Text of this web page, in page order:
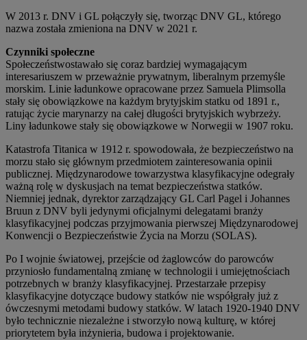
W 2013 r. DNV i GL połączyły się, tworząc DNV GL, którego
nazwa została zmieniona na DNV w 2021 r.
Czynniki społeczne
Społeczeństwostawało się coraz bardziej wymagającym
interesariuszem w przeważnie prywatnym, liberalnym przemyśle
morskim. Linie ładunkowe opracowane przez Samuela Plimsolla
stały się obowiązkowe na każdym brytyjskim statku od 1891 r.,
ratując życie marynarzy na całej długości brytyjskich wybrzeży.
Liny ładunkowe stały się obowiązkowe w Norwegii w 1907 roku.
Katastrofa Titanica w 1912 r. spowodowała, że bezpieczeństwo na
morzu stało się głównym przedmiotem zainteresowania opinii
publicznej. Międzynarodowe towarzystwa klasyfikacyjne odegrały
ważną rolę w dyskusjach na temat bezpieczeństwa statków.
Niemniej jednak, dyrektor zarządzający GL Carl Pagel i Johannes
Bruun z DNV byli jedynymi oficjalnymi delegatami branży
klasyfikacyjnej podczas przyjmowania pierwszej Międzynarodowej
Konwencji o Bezpieczeństwie Życia na Morzu (SOLAS).
Po I wojnie światowej, przejście od żaglowców do parowców
przyniosło fundamentalną zmianę w technologii i umiejętnościach
potrzebnych w branży klasyfikacyjnej. Przestarzałe przepisy
klasyfikacyjne dotyczące budowy statków nie współgrały już z
ówczesnymi metodami budowy statków. W latach 1920-1940 DNV
było technicznie niezależne i stworzyło nową kulturę, w której
priorytetem była inżynieria, budowa i projektowanie.